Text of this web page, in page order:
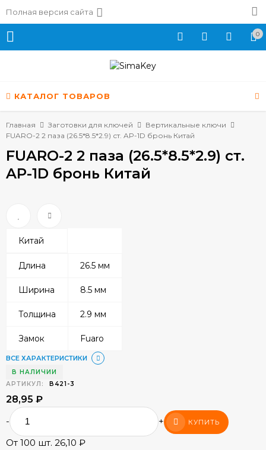
Полная версия сайта
0
КАТАЛОГ ТОВАРОВ
Главная Заготовки для ключей
Вертикальные ключи
FUARO-2 2 паза (26.5*8.5*2.9) ст. AP-1D бронь Китай
FUARO-2 2 паза (26.5*8.5*2.9) ст.
AP-1D бронь Китай
Китай
Длина 26.5 мм
Ширина 8.5 мм
Толщина 2.9 мм
Замок Fuaro
ВСЕ ХАРАКТЕРИСТИКИ
В НАЛИЧИИ
АРТИКУЛ:
В421-3
28,95 ₽
-
+ КУПИТЬ
От 100 шт. 26,10 ₽